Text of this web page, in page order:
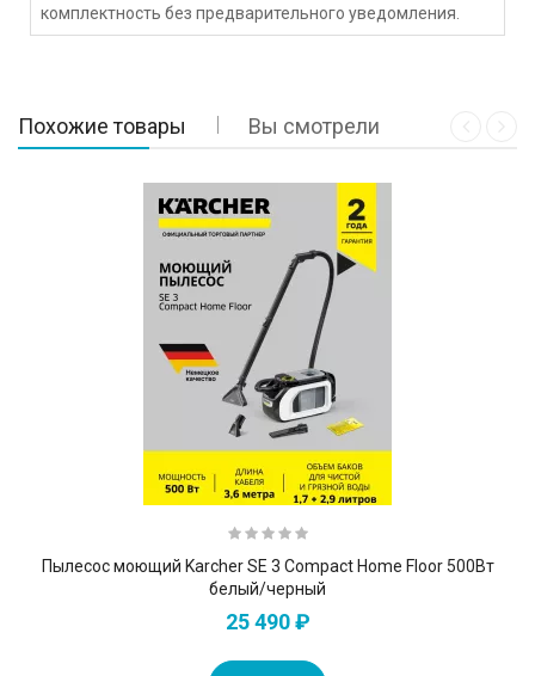
комплектность без предварительного уведомления.
Похожие товары Вы смотрели
Пылесос моющий Karcher SE 3 Compact Home Floor 500Вт
белый/черный
25 490 ₽